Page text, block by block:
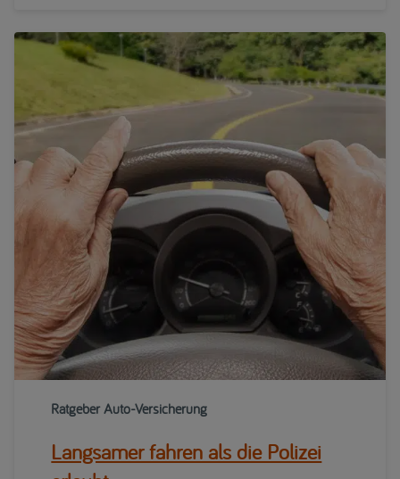
Ratgeber Auto-Versicherung
Langsamer fahren als die Polizei